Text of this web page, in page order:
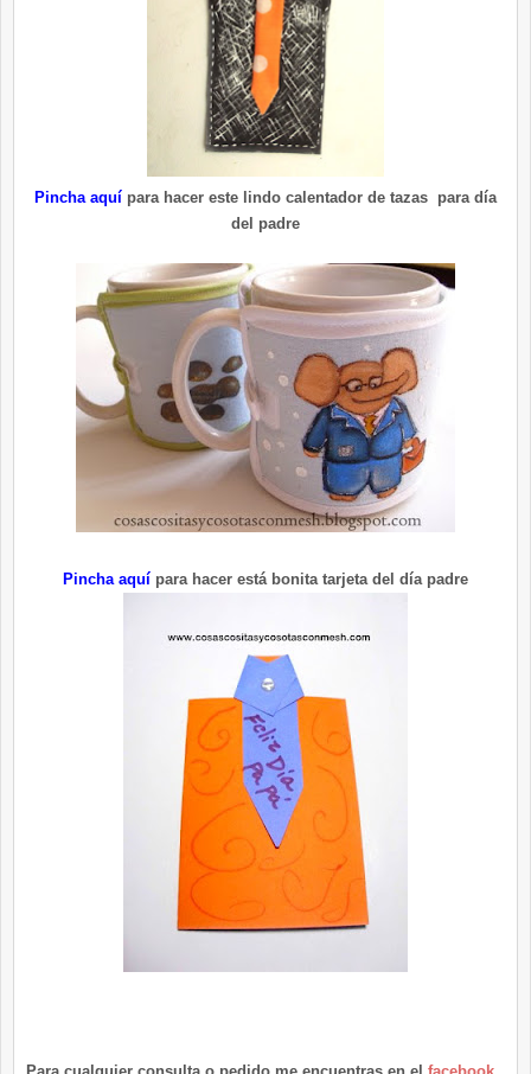
Pincha aquí para hacer este lindo calentador de tazas para día
del padre
Pincha aquí para hacer está bonita tarjeta del día padre